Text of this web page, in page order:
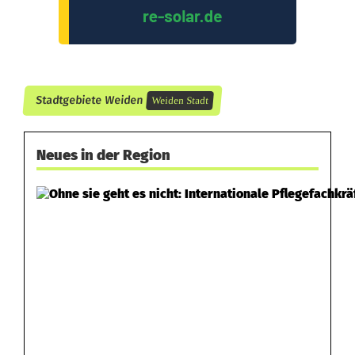
n
Stadtgebiete Weiden Weiden Stadt
Neues in der Region